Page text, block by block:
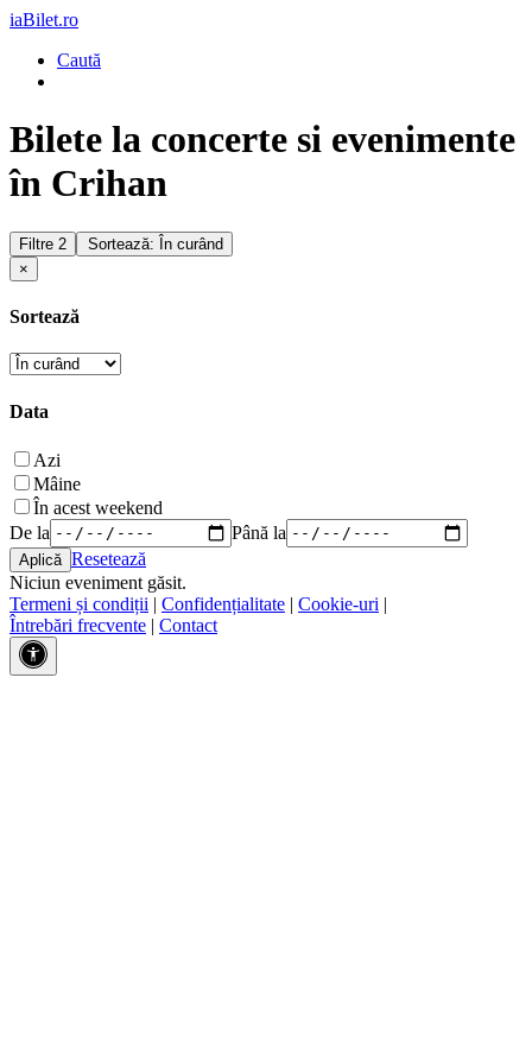
iaBilet.ro
Caută
Bilete la concerte si evenimente
în Crihan
Filtre 2
Sortează: În curând
×
Sortează
Data
Azi
Mâine
În acest weekend
De la
Până la
Resetează
Niciun eveniment găsit.
Termeni și condiții | Confidențialitate | Cookie-uri |
Întrebări frecvente | Contact